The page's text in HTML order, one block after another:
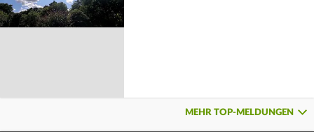
MEHR TOP-MELDUNGEN